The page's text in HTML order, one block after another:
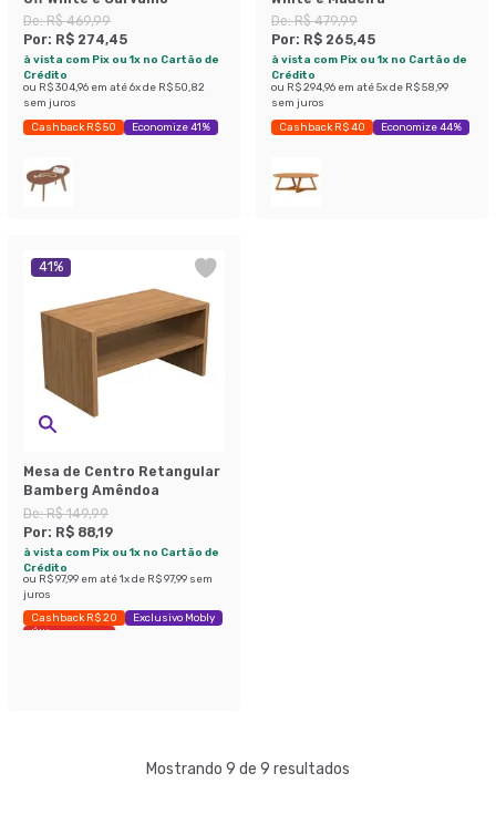
De:R$ 469,99
Por: R$ 274,45
à vista com Pix ou 1x no Cartão de
Crédito
ou R$ 304,96 em até6x de R$ 50,82
sem juros
Cashback R$ 50 Economize 41%
De:R$ 479,99
Por: R$ 265,45
à vista com Pix ou 1x no Cartão de
Crédito
ou R$ 294,96 em até5x de R$ 58,99
sem juros
Cashback R$ 40 Economize 44%
41%
Mesa de Centro Retangular
Bamberg Amêndoa
De:R$ 149,99
Por: R$ 88,19
à vista com Pix ou 1x no Cartão de
Crédito
ou R$ 97,99 em até1x de R$ 97,99 sem
juros
Cashback R$ 20
Exclusivo Mobly
Últimas peças
Mostrando 9 de 9 resultados